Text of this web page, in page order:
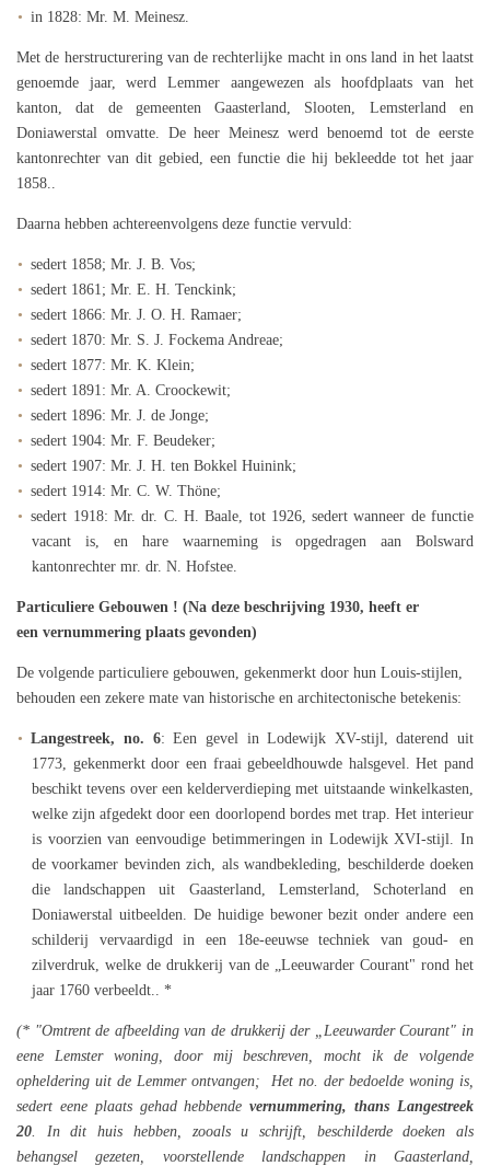
in 1828: Mr. M. Meinesz.
Met de herstructurering van de rechterlijke macht in ons land in het laatst
genoemde jaar, werd Lemmer aangewezen als hoofdplaats van het
kanton, dat de gemeenten Gaasterland, Slooten, Lemsterland en
Doniawerstal omvatte. De heer Meinesz werd benoemd tot de eerste
kantonrechter van dit gebied, een functie die hij bekleedde tot het jaar
1858..
Daarna hebben achtereenvolgens deze functie vervuld:
sedert 1858; Mr. J. B. Vos;
sedert 1861; Mr. E. H. Tenckink;
sedert 1866: Mr. J. O. H. Ramaer;
sedert 1870: Mr. S. J. Fockema Andreae;
sedert 1877: Mr. K. Klein;
sedert 1891: Mr. A. Croockewit;
sedert 1896: Mr. J. de Jonge;
sedert 1904: Mr. F. Beudeker;
sedert 1907: Mr. J. H. ten Bokkel Huinink;
sedert 1914: Mr. C. W. Thöne;
sedert 1918: Mr. dr. C. H. Baale, tot 1926, sedert wanneer de functie
vacant is, en hare waarneming is opgedragen aan Bolsward
kantonrechter mr. dr. N. Hofstee.
Particuliere Gebouwen ! (Na deze beschrijving 1930, heeft er
een vernummering plaats gevonden)
De volgende particuliere gebouwen, gekenmerkt door hun Louis-stijlen,
behouden een zekere mate van historische en architectonische betekenis:
Langestreek, no. 6: Een gevel in Lodewijk XV-stijl, daterend uit
1773, gekenmerkt door een fraai gebeeldhouwde halsgevel. Het pand
beschikt tevens over een kelderverdieping met uitstaande winkelkasten,
welke zijn afgedekt door een doorlopend bordes met trap. Het interieur
is voorzien van eenvoudige betimmeringen in Lodewijk XVI-stijl. In
de voorkamer bevinden zich, als wandbekleding, beschilderde doeken
die landschappen uit Gaasterland, Lemsterland, Schoterland en
Doniawerstal uitbeelden. De huidige bewoner bezit onder andere een
schilderij vervaardigd in een 18e-eeuwse techniek van goud- en
zilverdruk, welke de drukkerij van de „Leeuwarder Courant" rond het
jaar 1760 verbeeldt.. *
(* "Omtrent de afbeelding van de drukkerij der „Leeuwarder Courant" in
eene Lemster woning, door mij beschreven, mocht ik de volgende
opheldering uit de Lemmer ontvangen; Het no. der bedoelde woning is,
sedert eene plaats gehad hebbendevernummering, thans Langestreek
20 . In dit huis hebben, zooals u schrijft, beschilderde doeken als
behangsel gezeten, voorstellende landschappen in Gaasterland,